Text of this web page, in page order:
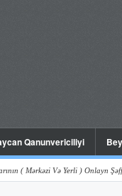
Qanunvericiliyi
Və Yerli ) Onlayn Şəffaflıq